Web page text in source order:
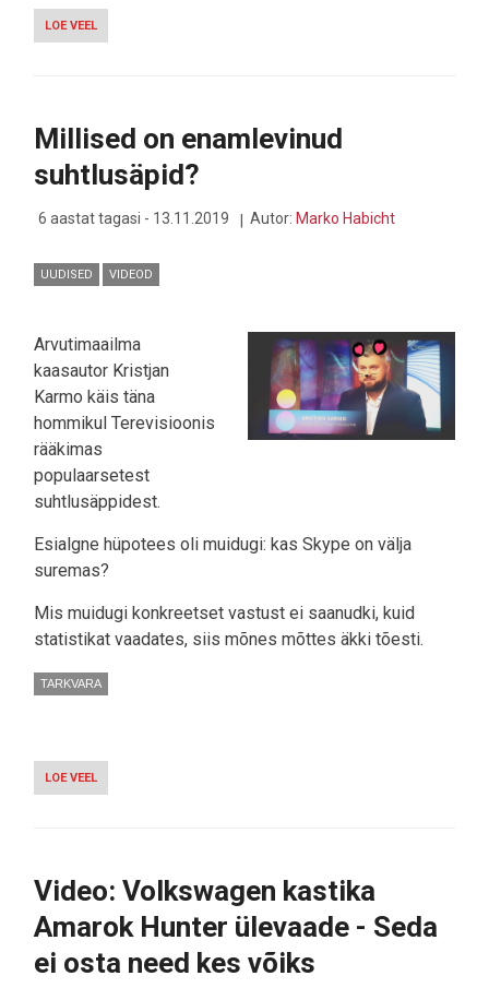
LOE VEEL
VIDEOD:
MAAILMAS
TIPPU
Millised on enamlevinud
suhtlusäpid?
6 aastat tagasi - 13.11.2019 Autor: Marko Habicht
UUDISED VIDEOD
Arvutimaailma
kaasautor Kristjan
Karmo käis täna
hommikul Terevisioonis
rääkimas
populaarsetest
suhtlusäppidest.
Esialgne hüpotees oli muidugi: kas Skype on välja
suremas?
Mis muidugi konkreetset vastust ei saanudki, kuid
statistikat vaadates, siis mõnes mõttes äkki tõesti.
TARKVARA
LOE VEEL
MILLISED
Video: Volkswagen kastika
Amarok Hunter ülevaade - Seda
ei osta need kes võiks